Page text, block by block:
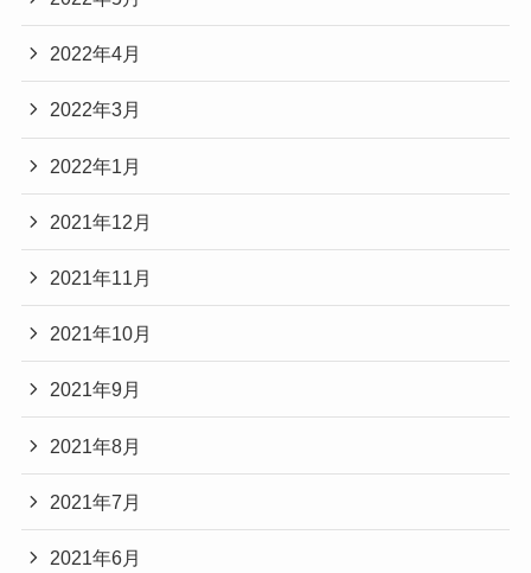
2022年4月
2022年3月
2022年1月
2021年12月
2021年11月
2021年10月
2021年9月
2021年8月
2021年7月
2021年6月